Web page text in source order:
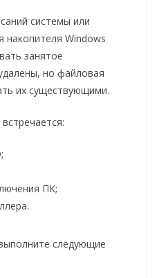
системы или
накопителя Windows
занятое
но файловая
их существующими.
ПК;
следующие